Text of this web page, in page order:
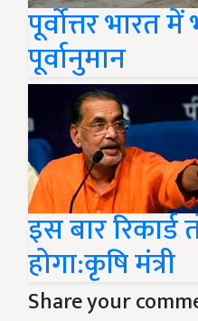
पूर्वोत्तर भारत
पूर्वानुमान
इस बार रिकार्ड
होगा:कृषि मंत्री
Share your